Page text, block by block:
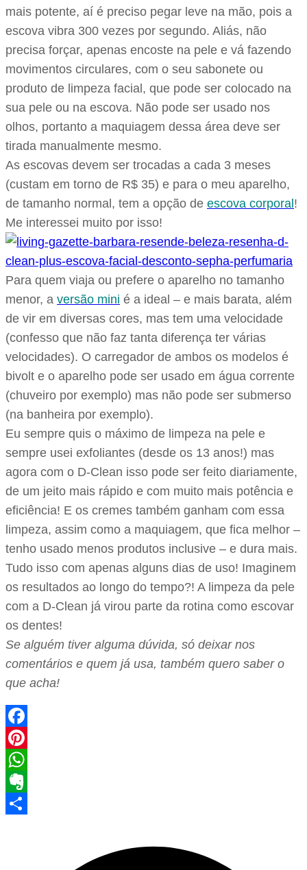
mais potente, aí é preciso pegar leve na mão, pois a
escova vibra 300 vezes por segundo. Aliás, não
precisa forçar, apenas encoste na pele e vá fazendo
movimentos circulares, com o seu sabonete ou
produto de limpeza facial, que pode ser colocado na
sua pele ou na escova. Não pode ser usado nos
olhos, portanto a maquiagem dessa área deve ser
tirada manualmente mesmo.
As escovas devem ser trocadas a cada 3 meses
(custam em torno de R$ 35) e para o meu aparelho,
de tamanho normal, tem a opção de escova corporal!
Me interessei muito por isso!
Para quem viaja ou prefere o aparelho no tamanho
menor, a versão mini é a ideal – e mais barata, além
de vir em diversas cores, mas tem uma velocidade
(confesso que não faz tanta diferença ter várias
velocidades). O carregador de ambos os modelos é
bivolt e o aparelho pode ser usado em água corrente
(chuveiro por exemplo) mas não pode ser submerso
(na banheira por exemplo).
Eu sempre quis o máximo de limpeza na pele e
sempre usei exfoliantes (desde os 13 anos!) mas
agora com o D-Clean isso pode ser feito diariamente,
de um jeito mais rápido e com muito mais potência e
eficiência! E os cremes também ganham com essa
limpeza, assim como a maquiagem, que fica melhor –
tenho usado menos produtos inclusive – e dura mais.
Tudo isso com apenas alguns dias de uso! Imaginem
os resultados ao longo do tempo?! A limpeza da pele
com a D-Clean já virou parte da rotina como escovar
os dentes!
Se alguém tiver alguma dúvida, só deixar nos
comentários e quem já usa, também quero saber o
que acha!
Facebook
Pinterest
WhatsApp
Evernote